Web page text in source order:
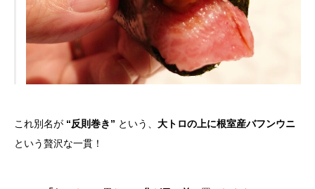
これ別名が “反則巻き” という、 大トロの上に根室産バフンウニ
という贅沢な一貫！